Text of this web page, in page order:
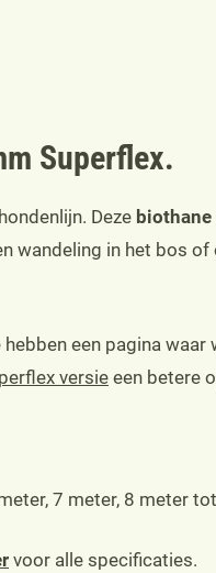
Superflex.
Deze
wandeling in het bos
een pagina waar
versie een betere
7 meter, 8 meter
voor alle specificaties.